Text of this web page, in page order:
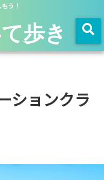
う！
歩き
ションクラ